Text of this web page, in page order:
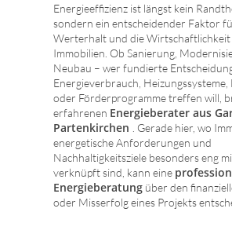
Energieeffizienz ist längst kein
sondern ein entscheidender Faktor
Werterhalt und die Wirtschaftlichkeit
Immobilien. Ob Sanierung,
Neubau – wer fundierte
Energieverbrauch, Heizungssysteme,
oder Förderprogramme treffen will,
erfahrenen Energieberater aus
Partenkirchen
. Gerade hier, wo
energetische Anforderungen und
Nachhaltigkeitsziele besonders eng
verknüpft sind, kann eine
Energieberatung über den
oder Misserfolg eines Projekts